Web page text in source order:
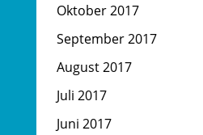
Oktober 2017
September 2017
August 2017
Juli 2017
Juni 2017